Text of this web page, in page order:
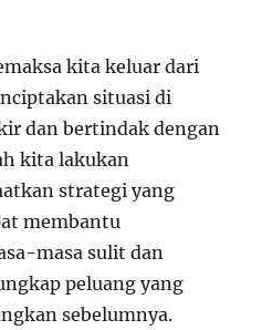
kita keluar dari
situasi di
dan bertindak dengan
kita lakukan
strategi yang
membantu
masa sulit dan
peluang yang
sebelumnya.